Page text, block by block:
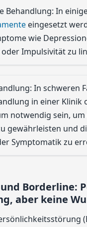
Behandlung: In
eingesetzt
wie
Impulsivität zu
In schweren
in einer Klinik
notwendig sein, um
gewährleisten und
Symptomatik zu
Borderline:
aber keine